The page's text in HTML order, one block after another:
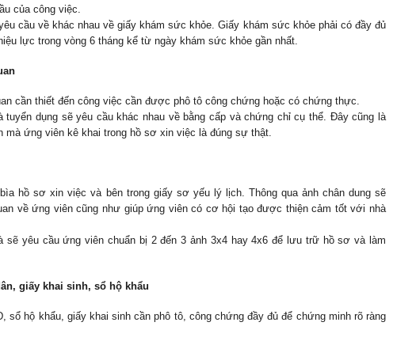
của công việc.
cầu về khác nhau về giấy khám sức khỏe. Giấy khám sức khỏe phải có đầy đủ
lực trong vòng 6 tháng kể từ ngày khám sức khỏe gần nhất.
cần thiết đến công việc cần được phô tô công chứng hoặc có chứng thực.
dụng sẽ yêu cầu khác nhau về bằng cấp và chứng chỉ cụ thể. Đây cũng là
ứng viên kê khai trong hồ sơ xin việc là đúng sự thật.
hồ sơ xin việc và bên trong giấy sơ yếu lý lịch. Thông qua ảnh chân dung sẽ
về ứng viên cũng như giúp ứng viên có cơ hội tạo được thiện cảm tốt với nhà
yêu cầu ứng viên chuẩn bị 2 đến 3 ảnh 3x4 hay 4x6 để lưu trữ hồ sơ và làm
giấy khai sinh, sổ hộ khẩu
sổ hộ khẩu, giấy khai sinh cần phô tô, công chứng đầy đủ để chứng minh rõ ràng